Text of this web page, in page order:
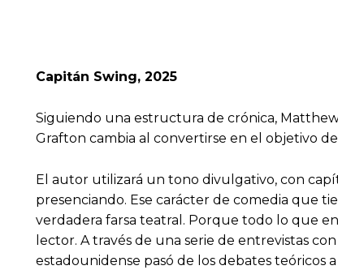
Capitán Swing, 2025
Siguiendo una estructura de crónica,
Grafton cambia al convertirse en el objetivo
El autor utilizará un tono divulgativo, con
presenciando. Ese carácter de comedia que
verdadera farsa teatral. Porque todo lo que
lector. A través de una serie de entrevistas
estadounidense pasó de los debates teóricos